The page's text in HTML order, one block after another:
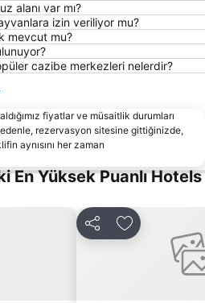
alanı var mı?
izin veriliyor mu?
mevcut mu?
cazibe merkezleri nelerdir?
fiyatlar ve müsaitlik durumları
rezervasyon sitesine gittiğinizde,
aynısını her zaman
En Yüksek Puanlı Hotels
Paylaş Favorilerime